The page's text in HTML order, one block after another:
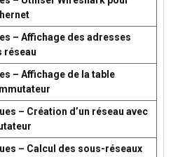
– Affichage des adresses
réseau
– Affichage de la table
– Création d’un réseau avec
– Calcul des sous-réseaux